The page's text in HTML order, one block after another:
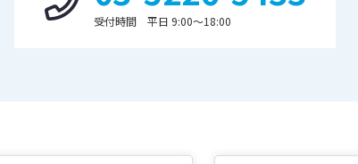
受付時間 平日 9:00〜18:00